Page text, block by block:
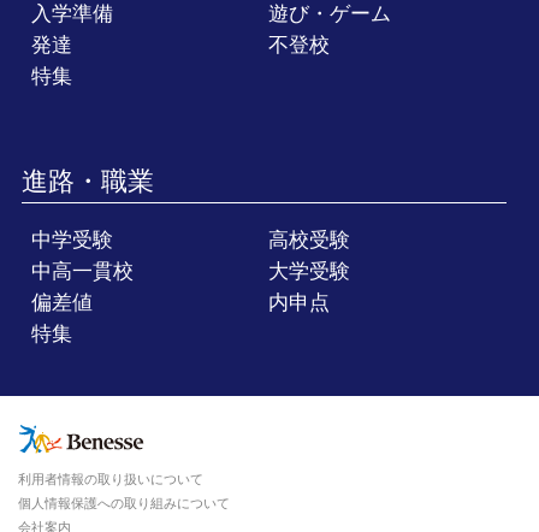
入学準備
遊び・ゲーム
発達
不登校
特集
進路・職業
中学受験
高校受験
中高一貫校
大学受験
偏差値
内申点
特集
利用者情報の取り扱いについて
個人情報保護への取り組みについて
会社案内